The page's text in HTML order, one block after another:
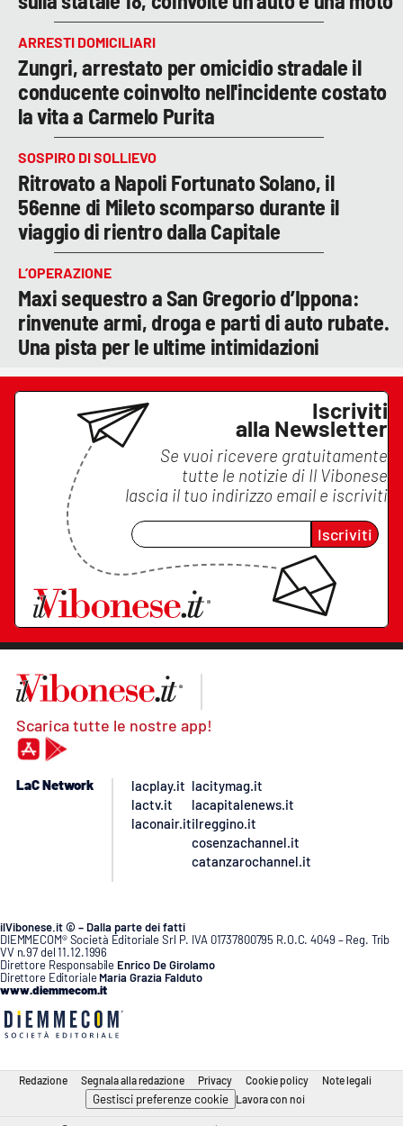
ARRESTI DOMICILIARI
Zungri, arrestato per omicidio stradale il
conducente coinvolto nell'incidente costato
la vita a Carmelo Purita
SOSPIRO DI SOLLIEVO
Ritrovato a Napoli Fortunato Solano, il
56enne di Mileto scomparso durante il
viaggio di rientro dalla Capitale
L’OPERAZIONE
Maxi sequestro a San Gregorio d’Ippona:
rinvenute armi, droga e parti di auto rubate.
Una pista per le ultime intimidazioni
Iscriviti
alla Newsletter
Se vuoi ricevere gratuitamente
tutte le notizie di Il Vibonese
lascia il tuo indirizzo email e iscriviti
Iscriviti
Scarica tutte le nostre app!
LaC Network
lacplay.it
lactv.it
laconair.it
lacitymag.it
lacapitalenews.it
ilreggino.it
cosenzachannel.it
catanzarochannel.it
ilVibonese.it © – Dalla parte dei fatti
DIEMMECOM® Società Editoriale Srl P. IVA 01737800795 R.O.C. 4049 – Reg. Trib
VV n.97 del 11.12.1996
Direttore Responsabile Enrico De Girolamo
Direttore Editoriale Maria Grazia Falduto
www.diemmecom.it
Redazione Segnala alla redazione Privacy Cookie policy Note legali
Gestisci preferenze cookie Lavora con noi